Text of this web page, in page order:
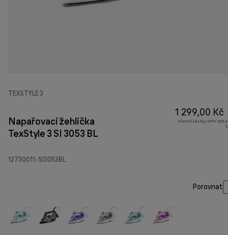
TEXSTYLE 3
Napařovací žehlička
TexStyle 3 SI 3053 BL
12730011-SI3053BL
1 299,00 Kč
Včetně částky DPH
Porovnat